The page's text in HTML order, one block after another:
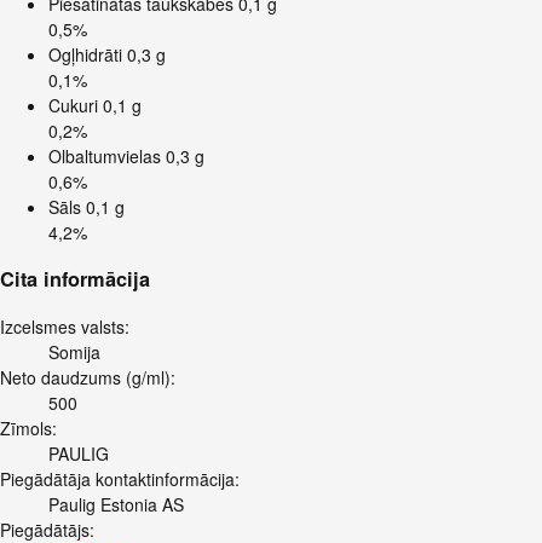
0,5%
Ogļhidrāti 0,3 g
0,1%
Cukuri 0,1 g
0,2%
Olbaltumvielas 0,3 g
0,6%
Sāls 0,1 g
4,2%
Cita informācija
Izcelsmes valsts:
Somija
Neto daudzums (g/ml):
500
Zīmols:
PAULIG
Piegādātāja kontaktinformācija:
Paulig Estonia AS
Piegādātājs: